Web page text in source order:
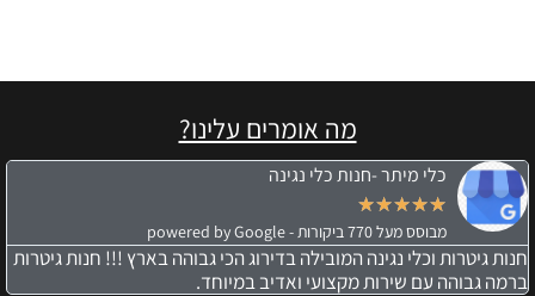
מה אומרים עלינו?
כלי מיתר -חנות כלי נגינה
★
★
★
★
★
מבוסס מעל 770 ביקורות - powered by Google
חנות גיטרות וכלי נגינה המובילה בדירוג הכי גבוהה בארץ !!! חנות גיטרות
ברמה גבוהה עם שירות מקצועי ואדיב במיוחד.